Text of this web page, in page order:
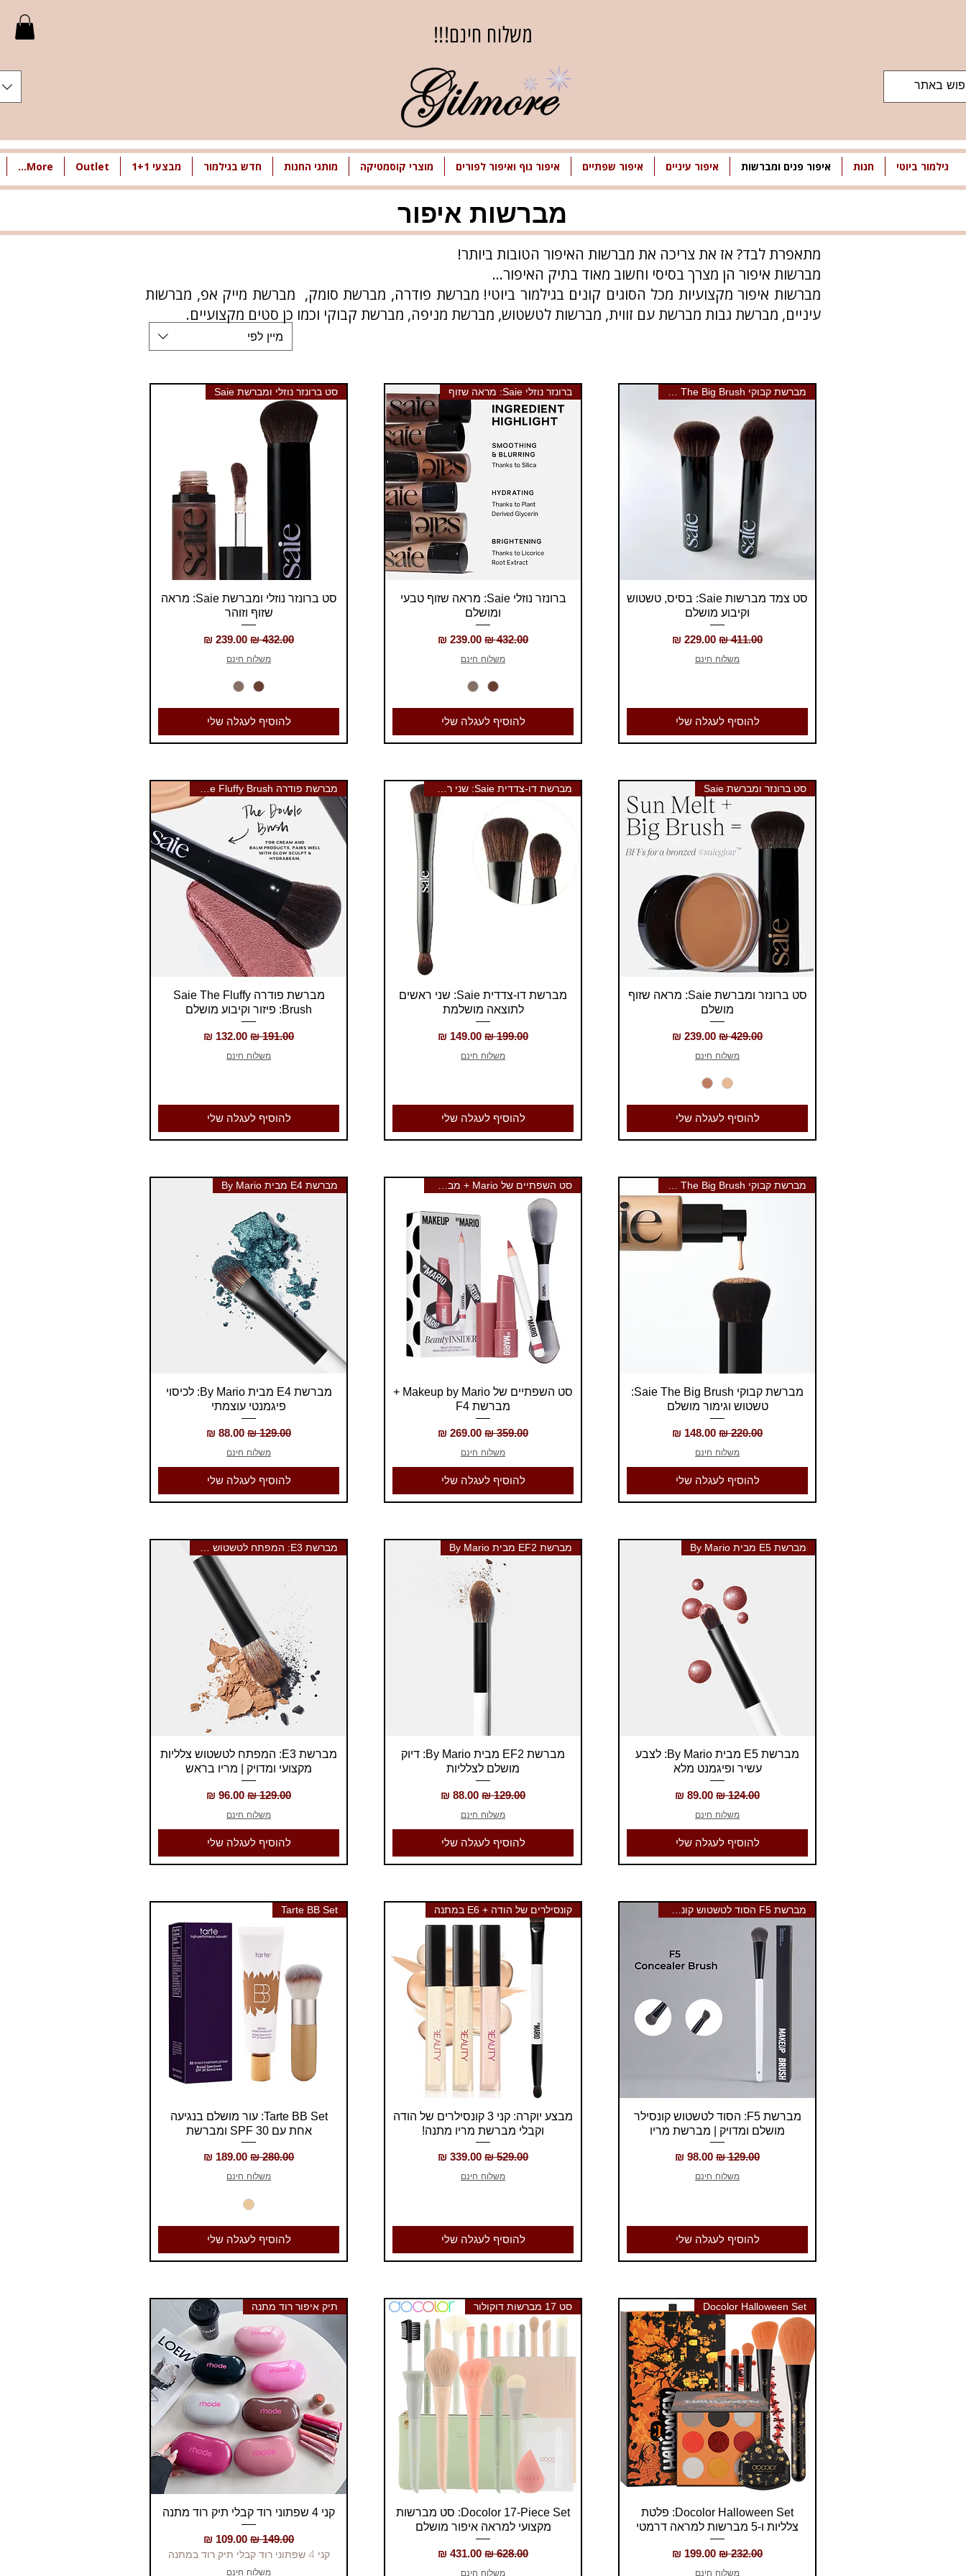
משלוח חינם!!!
גילמור ביוטי חנות איפור פנים ומברשות איפור עיניים איפור שפתיים איפור גוף ואיפור לפורים מוצרי קוסמטיקה מותגי החנות חדש בגילמור מבצעי 1+1 Outlet
More...
מברשות איפור
מיין לפי
תצוגה מהירהסט צמד מברשות Saie: בסיס, טשטוש
וקיבוע מושלם
מחיר רגילמחיר מבצע
משלוח חינם
להוסיף לעגלה שלי
תצוגה מהירה
ברונזר נוזלי Saie: מראה שזוף
ברונזר נוזלי Saie: מראה שזוף טבעי
ומושלם
מחיר רגילמחיר מבצע
משלוח חינם
להוסיף לעגלה שלי
תצוגה מהירה
סט ברונזר נוזלי ומברשת Saie
סט ברונזר נוזלי ומברשת Saie: מראה
שזוף וזוהר
מחיר רגילמחיר מבצע
משלוח חינם
להוסיף לעגלה שלי
תצוגה מהירה
סט ברונזר ומברשת Saie
סט ברונזר ומברשת Saie: מראה שזוף
מושלם
מחיר רגילמחיר מבצע
משלוח חינם
להוסיף לעגלה שלי
תצוגה מהירה
מברשת דו-צדדית Saie: שני ראשים
מברשת דו-צדדית Saie: שני ראשים
לתוצאה מושלמת
מחיר רגילמחיר מבצע
משלוח חינם
להוסיף לעגלה שלי
תצוגה מהירה
מברשת פודרה Saie Fluffy Brush
מברשת פודרה Saie The Fluffy
Brush: פיזור וקיבוע מושלם
מחיר רגילמחיר מבצע
משלוח חינם
להוסיף לעגלה שלי
תצוגה מהירה
מברשת קבוקי Saie The Big Brush:
טשטוש וגימור מושלם
מחיר רגילמחיר מבצע
משלוח חינם
להוסיף לעגלה שלי
תצוגה מהירה
סט השפתיים של Mario + מברשת F4
סט השפתיים של Makeup by Mario +
מברשת F4
מחיר רגילמחיר מבצע
משלוח חינם
להוסיף לעגלה שלי
תצוגה מהירה
מברשת E4 מבית By Mario
מברשת E4 מבית By Mario: לכיסוי
פיגמנטי עוצמתי
מחיר רגילמחיר מבצע
משלוח חינם
להוסיף לעגלה שלי
תצוגה מהירה
מברשת E5 מבית By Mario
מברשת E5 מבית By Mario: לצבע
עשיר ופיגמנט מלא
מחיר רגילמחיר מבצע
משלוח חינם
להוסיף לעגלה שלי
תצוגה מהירה
מברשת EF2 מבית By Mario
מברשת EF2 מבית By Mario: דיוק
מושלם לצלליות
מחיר רגילמחיר מבצע
משלוח חינם
להוסיף לעגלה שלי
תצוגה מהירה
מברשת E3: המפתח לטשטוש צלליות
מקצועי ומדויק | מריו בראש
מחיר רגילמחיר מבצע
משלוח חינם
להוסיף לעגלה שלי
תצוגה מהירה
מברשת F5: הסוד לטשטוש קונסילר
מושלם ומדויק | מברשת מריו
מחיר רגילמחיר מבצע
משלוח חינם
להוסיף לעגלה שלי
תצוגה מהירה
קונסילרים של הודה + E6 במתנה
מבצע יוקרה: קני 3 קונסילרים של הודה
וקבלי מברשת מריו מתנה!
מחיר רגילמחיר מבצע
משלוח חינם
להוסיף לעגלה שלי
תצוגה מהירה
Tarte BB Set
Tarte BB Set: עור מושלם בנגיעה
אחת עם SPF 30 ומברשת
מחיר רגילמחיר מבצע
משלוח חינם
להוסיף לעגלה שלי
תצוגה מהירה
Docolor Halloween Set
Docolor Halloween Set: פלטת
צלליות ו-5 מברשות למראה דרמטי
מחיר רגילמחיר מבצע
משלוח חינם
תצוגה מהירה
סט 17 מברשות דוקולור
Docolor 17-Piece Set: סט מברשות
מקצועי למראה איפור מושלם
מחיר רגילמחיר מבצע
משלוח חינם
תצוגה מהירה
תיק איפור רוד מתנה
קני 4 שפתוני רוד קבלי תיק רוד מתנה
מחיר רגילמחיר מבצע
קני 4 שפתוני רוד קבלי תיק רוד במתנה
משלוח חינם
מתאפרת לבד? אז את צריכה את מברשות האיפור הטובות ביותר!
מברשות איפור הן מצרך בסיסי וחשוב מאוד בתיק האיפור...
מברשות איפור מקצועיות מכל הסוגים קונים בגילמור ביוטי! מברשת פודרה, מברשת סומק, מברשת מייק אפ, מברשות
עיניים, מברשת גבות מברשת עם זווית, מברשות לטשטוש, מברשת מניפה, מברשת קבוקי וכמו כן סטים מקצועיים.